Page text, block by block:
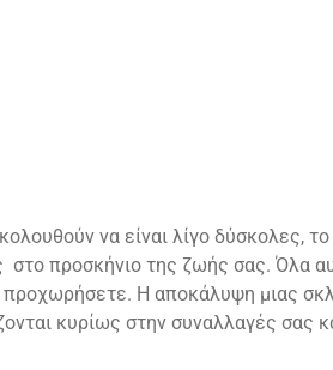
να είναι λίγο δύσκολες,
στο προσκήνιο της ζωής σας. Όλα
προχωρήσετε. Η αποκάλυψη μιας
κυρίως στην συναλλαγές